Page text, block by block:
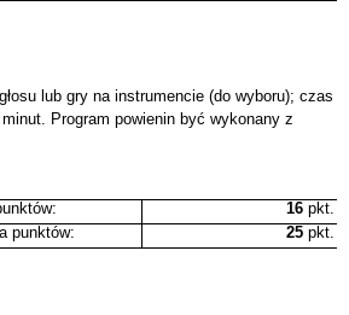
lub gry na instrumencie (do wyboru); czas
Program powienin być wykonany z
16pkt.
punktów:
25pkt.